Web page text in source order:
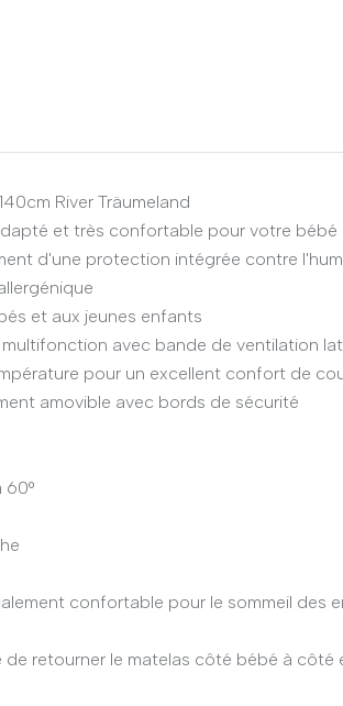
River Träumeland
et très confortable pour votre bébé
d'une protection intégrée contre
et aux jeunes enfants
avec bande de ventilation
pour un excellent confort de
amovible avec bords de sécurité
60°
confortable pour le sommeil des
de retourner le matelas côté bébé à côté